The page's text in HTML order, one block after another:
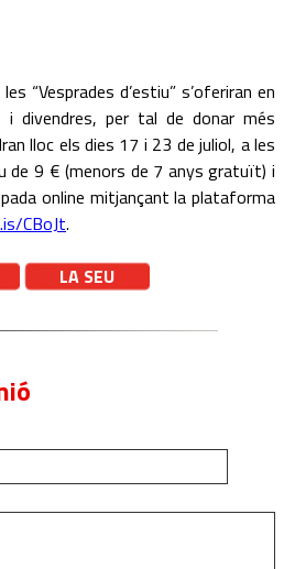
“Vesprades d’estiu” s’oferiran en
divendres, per tal de donar més
lloc els dies 17 i 23 de juliol, a les
de 9 € (menors de 7 anys gratuït) i
online mitjançant la plataforma
CBoJt.
LA SEU